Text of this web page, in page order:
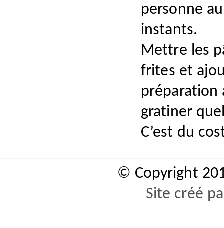
personne
instants.
Mettre les
frites et
préparation
gratiner
C’est du
© Copyright
Site créé